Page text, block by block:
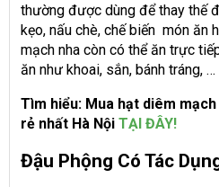
thường được dùng để thay thế
kẹo, nấu chè, chế biến món ăn
mạch nha còn có thể ăn trực
ăn như khoai, sắn, bánh tráng, …
Tìm hiểu: Mua hạt diêm
rẻ nhất Hà Nội TẠI ĐÂY!
Đậu Phộng Có Tác